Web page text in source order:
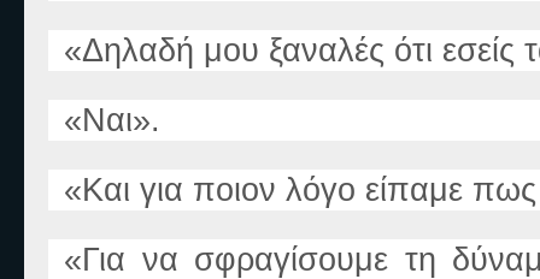
«Δηλαδή μου ξαναλές ότι
«Ναι».
«Και για ποιον λόγο είπαμε πως
«Για να σφραγίσουμε τη